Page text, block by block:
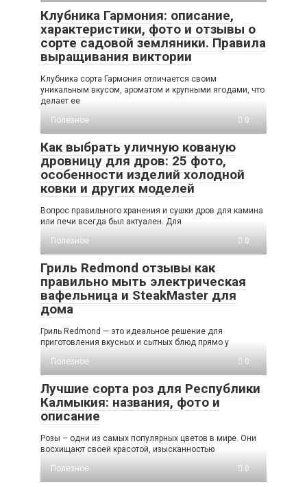
Клубника Гармония: описание,
характеристики, фото и отзывы о
сорте садовой земляники. Правила
выращивания виктории
Клубника сорта Гармония отличается своим
уникальным вкусом, ароматом и крупными ягодами, что
делает ее
Полезное
0
Как выбрать уличную кованую
дровницу для дров: 25 фото,
особенности изделий холодной
ковки и других моделей
Вопрос правильного хранения и сушки дров для камина
или печи всегда был актуален. Для
Полезное
0
Гриль Redmond отзывы как
правильно мыть электрическая
вафельница и SteakMaster для
дома
Гриль Redmond — это идеальное решение для
приготовления вкусных и сытных блюд прямо у
Полезное
0
Лучшие сорта роз для Республики
Калмыкия: названия, фото и
описание
Розы – одни из самых популярных цветов в мире. Они
восхищают своей красотой, изысканностью
Полезное
0